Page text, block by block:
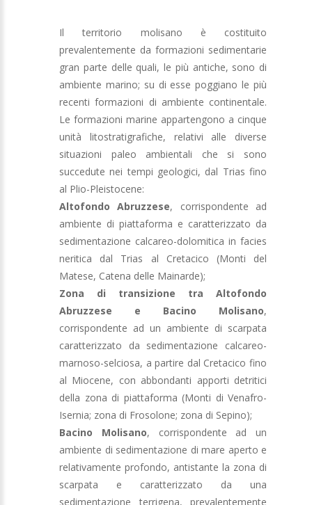
Il territorio molisano è costituito
prevalentemente da formazioni sedimentarie
gran parte delle quali, le più antiche, sono di
ambiente marino; su di esse poggiano le più
recenti formazioni di ambiente continentale.
Le formazioni marine appartengono a cinque
unità litostratigrafiche, relativi alle diverse
situazioni paleo ambientali che si sono
succedute nei tempi geologici, dal Trias fino
al Plio-Pleistocene:
Altofondo Abruzzese, corrispondente ad
ambiente di piattaforma e caratterizzato da
sedimentazione calcareo-dolomitica in facies
neritica dal Trias al Cretacico (Monti del
Matese, Catena delle Mainarde);
Zona di transizione tra Altofondo
Abruzzese e Bacino Molisano,
corrispondente ad un ambiente di scarpata
caratterizzato da sedimentazione calcareo-
marnoso-selciosa, a partire dal Cretacico fino
al Miocene, con abbondanti apporti detritici
della zona di piattaforma (Monti di Venafro-
Isernia; zona di Frosolone; zona di Sepino);
Bacino Molisano, corrispondente ad un
ambiente di sedimentazione di mare aperto e
relativamente profondo, antistante la zona di
scarpata e caratterizzato da una
sedimentazione terrigena, prevalentemente